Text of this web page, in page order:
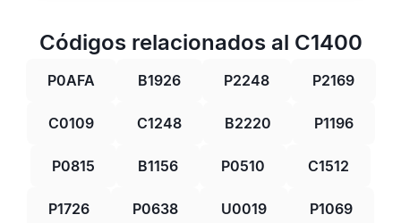
Códigos relacionados al C1400
P0AFA B1926 P2248 P2169
C0109 C1248 B2220 P1196
P0815 B1156 P0510 C1512
P1726 P0638 U0019 P1069